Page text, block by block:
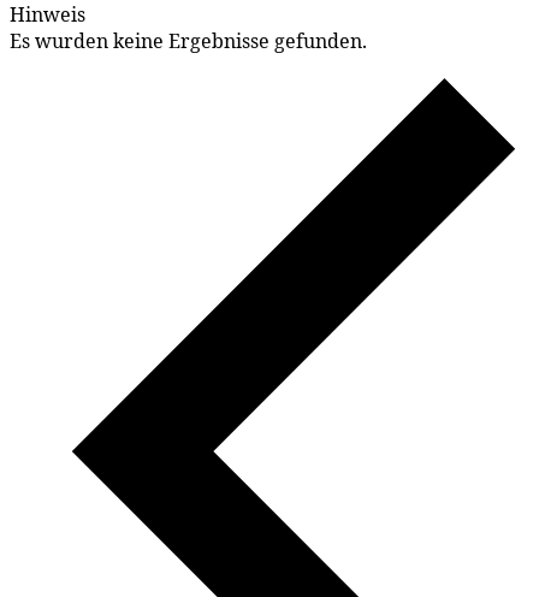
Hinweis
Es wurden keine Ergebnisse gefunden.